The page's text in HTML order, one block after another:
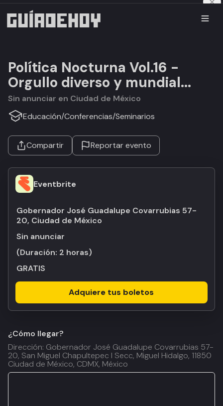
Política Nocturna Vol.16 -
Orgullo diverso y mundial...
Sin anunciar en Ciudad de México
Educación/Conferencias/Seminarios
Compartir Reportar evento
Eventbrite
Gobernador José Guadalupe Covarrubias 57-
20, Ciudad de México
Sin anunciar
(Duración: 2 horas)
GRATIS
Adquiere tus boletos
¿Cómo llegar?
Dirección: Gobernador José Guadalupe Covarrubias 57-
20, San Miguel Chapultepec I Secc, Miguel Hidalgo, 11850
Ciudad de México, CDMX, México